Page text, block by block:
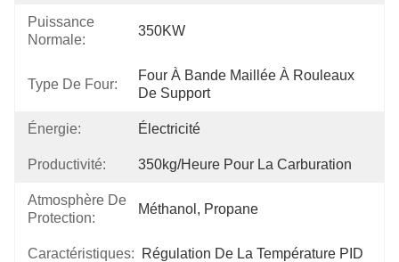
Puissance
Normale:
350KW
Type De Four:
Four À Bande Maillée À Rouleaux
De Support
Énergie: Électricité
Productivité: 350kg/heure Pour La Carburation
Atmosphère De
Protection:
Méthanol, Propane
Caractéristiques: Régulation De La Température PID